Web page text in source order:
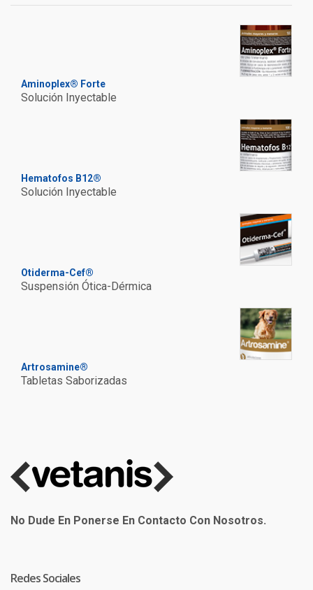
Aminoplex® Forte
Solución Inyectable
Hematofos B12®
Solución Inyectable
Otiderma-Cef®
Suspensión Ótica-Dérmica
Artrosamine®
Tabletas Saborizadas
No Dude En Ponerse En Contacto Con Nosotros.
Redes Sociales